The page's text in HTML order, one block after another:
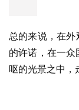
总的来说，在外
的许诺，在一
呕的光景之中，